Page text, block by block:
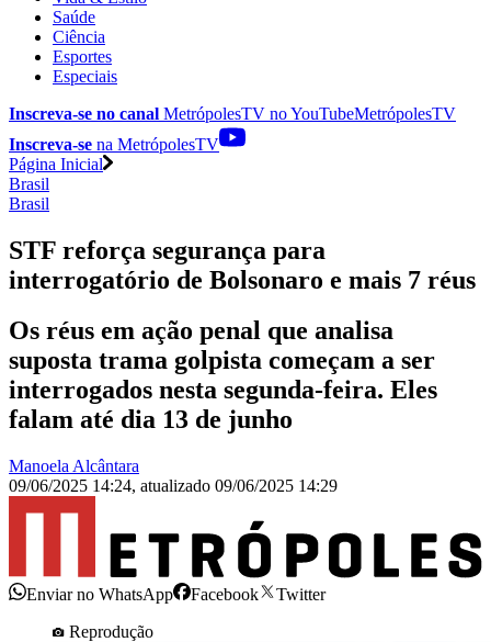
Saúde
Ciência
Esportes
Especiais
Inscreva-se no canal MetrópolesTV noYouTubeMetrópolesTV
Inscreva-se na MetrópolesTV
Página Inicial
Brasil
Brasil
STF reforça segurança para
interrogatório de Bolsonaro e mais 7 réus
Os réus em ação penal que analisa
suposta trama golpista começam a ser
interrogados nesta segunda-feira. Eles
falam até dia 13 de junho
Manoela Alcântara
09/06/2025 14:24, atualizado 09/06/2025 14:29
Enviar no WhatsApp Facebook
Twitter
Reprodução